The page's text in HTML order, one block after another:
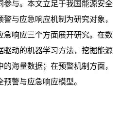
参与。本文立足于我国能源安全
与应急响应机制为研究对象，
急响应三个方面展开研究。在数
驱动的机器学习方法，挖掘能源
海量数据；在预警机制方面，
警与应急响应模型。